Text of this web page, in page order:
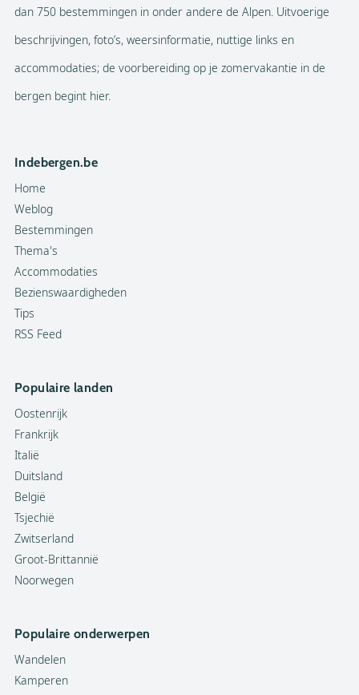
dan 750 bestemmingen in onder andere de Alpen. Uitvoerige
beschrijvingen, foto’s, weersinformatie, nuttige links en
accommodaties; de voorbereiding op je zomervakantie in de
bergen begint hier.
Indebergen.be
Home
Weblog
Bestemmingen
Thema's
Accommodaties
Bezienswaardigheden
Tips
RSS Feed
Populaire landen
Oostenrijk
Frankrijk
Italië
Duitsland
België
Tsjechië
Zwitserland
Groot-Brittannië
Noorwegen
Populaire onderwerpen
Wandelen
Kamperen